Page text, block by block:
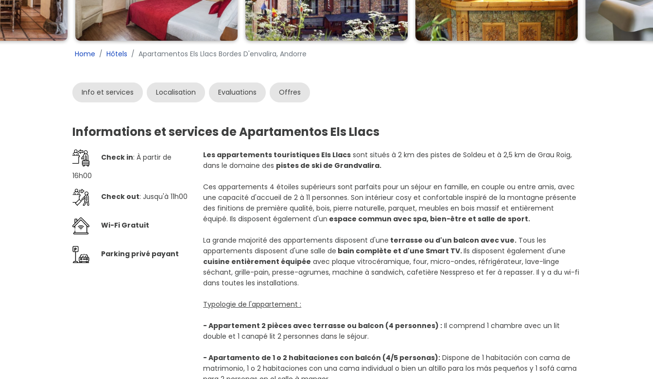
Home Hôtels Apartamentos Els Llacs Bordes D'envalira, Andorre
Info et services Localisation Evaluations Offres
Informations et services de Apartamentos Els Llacs
Check in: À partir de
16h00
Check out: Jusqu'à 11h00
Wi-Fi Gratuit
Parking privé payant
Les appartements touristiques Els Llacs sont situés à 2 km des pistes de Soldeu et à 2,5 km de Grau Roig,
dans le domaine des pistes de ski de Grandvalira.
Ces appartements 4 étoiles supérieurs sont parfaits pour un séjour en famille, en couple ou entre amis, avec
une capacité d'accueil de 2 à 11 personnes. Son intérieur cosy et confortable inspiré de la montagne présente
des finitions de première qualité, bois, pierre naturelle, parquet, meubles en bois massif et entièrement
équipé. Ils disposent également d'un espace commun avec spa, bien-être et salle de sport.
La grande majorité des appartements disposent d'une terrasse ou d'un balcon avec vue. Tous les
appartements disposent d'une salle de bain complète et d'une Smart TV.Ils disposent également d'une
cuisine entièrement équipée avec plaque vitrocéramique, four, micro-ondes, réfrigérateur, lave-linge
séchant, grille-pain, presse-agrumes, machine à sandwich, cafetière Nesspreso et fer à repasser. Il y a du wi-fi
dans toutes les installations.
Typologie de l'appartement :
- Appartement 2 pièces avec terrasse ou balcon (4 personnes) : Il comprend 1 chambre avec un lit
double et 1 canapé lit 2 personnes dans le séjour.
- Apartamento de 1 o 2 habitaciones con balcón (4/5 personas): Dispone de 1 habitación con cama de
matrimonio, 1 o 2 habitaciones con una cama individual o bien un altillo para los más pequeños y 1 sofá cama